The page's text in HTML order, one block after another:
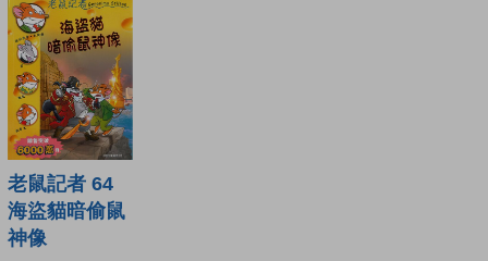
老鼠記者 64
海盜貓暗偷鼠
神像